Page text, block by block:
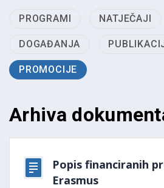
PROGRAMI NATJEČAJI
DOGAĐANJA
PROMOCIJE
Arhiva
Popis financiranih
Erasmus